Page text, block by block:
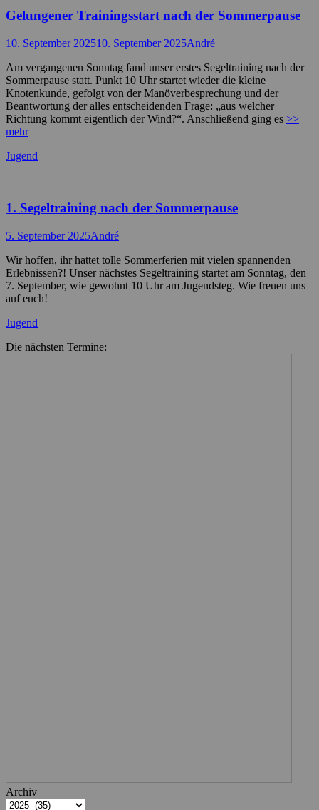
Gelungener Trainingsstart nach der Sommerpause
Posted
10. September 202510. September 2025Autor
André
Am vergangenen Sonntag fand unser erstes Segeltraining nach der
Sommerpause statt. Punkt 10 Uhr startet wieder die kleine
Knotenkunde, gefolgt von der Manöverbesprechung und der
Beantwortung der alles entscheidenden Frage: „aus welcher
Richtung kommt eigentlich der Wind?“. Anschließend ging es >>
mehr
Kategorien
Jugend
1. Segeltraining nach der Sommerpause
Posted
5. September 2025Autor
André
Wir hoffen, ihr hattet tolle Sommerferien mit vielen spannenden
Erlebnissen?! Unser nächstes Segeltraining startet am Sonntag, den
7. September, wie gewohnt 10 Uhr am Jugendsteg. Wie freuen uns
auf euch!
Kategorien
Jugend
Die nächsten Termine:
Archiv